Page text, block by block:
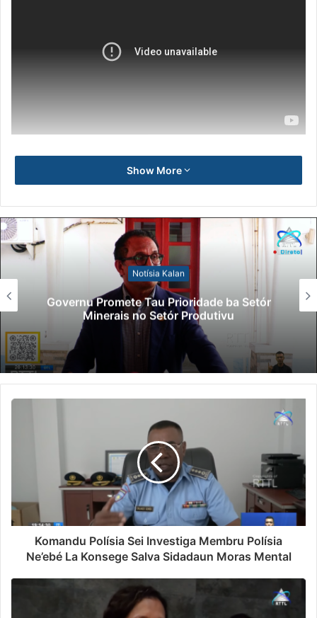
Show More
Notísia Kalan
Governu Promete Tau Prioridade ba Setór
Minerais no Setór Produtivu
Komandu Polísia Sei Investiga Membru Polísia
Ne’ebé La Konsege Salva Sidadaun Moras Mental